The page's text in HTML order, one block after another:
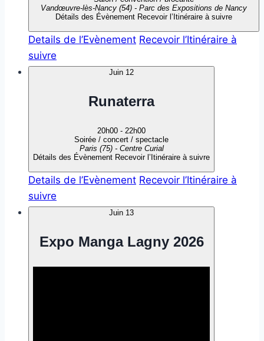
Vandœuvre-lès-Nancy (54) - Parc des Expositions de Nancy
Détails des Évènement Recevoir l’Itinéraire à suivre
Details de l’Evènement Recevoir l’Itinéraire à
suivre
Juin 12
Runaterra
20h00 - 22h00
Soirée / concert / spectacle
Paris (75) - Centre Curial
Détails des Évènement Recevoir l’Itinéraire à suivre
Details de l’Evènement Recevoir l’Itinéraire à
suivre
Juin 13
Expo Manga Lagny 2026